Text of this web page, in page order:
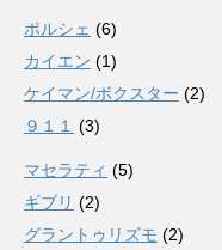
ポルシェ (6)
カイエン (1)
ケイマン/ボクスター (2)
９１１
(3)
マセラティ (5)
ギブリ (2)
グラントゥリズモ (2)